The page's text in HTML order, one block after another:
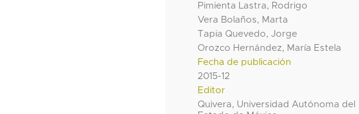
Pimienta Lastra, Rodrigo
Vera Bolaños, Marta
Tapia Quevedo, Jorge
Orozco Hernández, María Estela
Fecha de publicación
2015-12
Editor
Quivera, Universidad Autónoma del